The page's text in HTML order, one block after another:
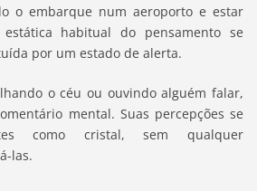
o embarque num aeroporto e estar
habitual do pensamento se
por um estado de alerta.
o céu ou ouvindo alguém falar,
mental. Suas percepções se
como cristal, sem qualquer
las.